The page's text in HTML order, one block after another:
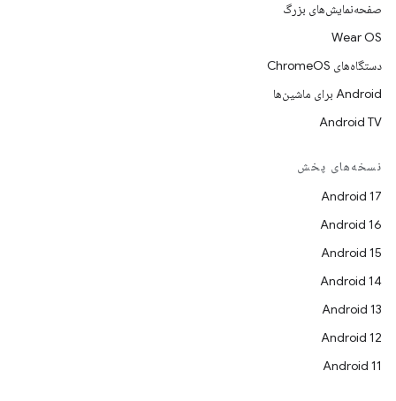
صفحه‌نمایش‌های بزرگ
Wear OS
دستگاه‌های ChromeOS
Android برای ماشین‌ها
Android TV
نسخه‌های پخش
Android 17
Android 16
Android 15
Android 14
Android 13
Android 12
Android 11